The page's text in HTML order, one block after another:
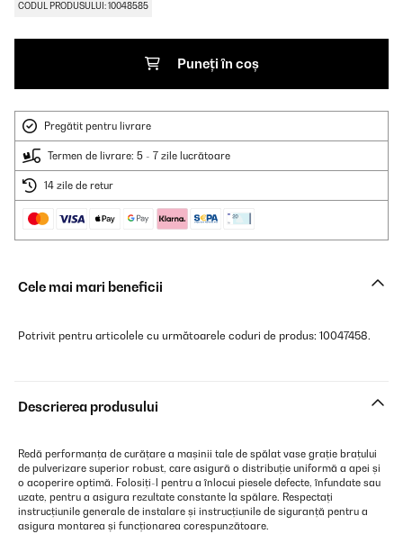
CODUL PRODUSULUI: 10048585
Puneți în coș
Pregătit pentru livrare
Termen de livrare: 5 - 7 zile lucrătoare
14 zile de retur
Cele mai mari beneficii
Potrivit pentru articolele cu următoarele coduri de produs: 10047458.
Descrierea produsului
Redă performanța de curățare a mașinii tale de spălat vase grație brațului
de pulverizare superior robust, care asigură o distribuție uniformă a apei și
o acoperire optimă. Folosiți-l pentru a înlocui piesele defecte, înfundate sau
uzate, pentru a asigura rezultate constante la spălare. Respectați
instrucțiunile generale de instalare și instrucțiunile de siguranță pentru a
asigura montarea și funcționarea corespunzătoare.